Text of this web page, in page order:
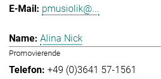
pmusiolik@...
Alina Nick
Promovierende
+49 (0)3641 57-1561